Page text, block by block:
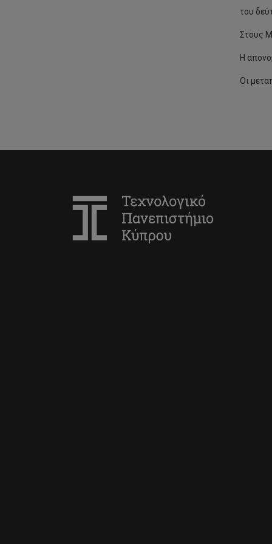
MSc Πολιτική Μηχανική και
Αειφόρος Σχεδιασμός
MSc Επιστήμες Αναπτυξιακών
του
Στους
Η
Οι